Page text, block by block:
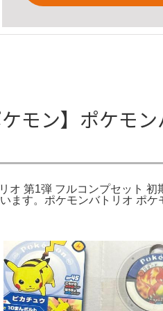
モン】ポケモ
第1弾 フルコンプセット 初
す。ポケモンバトリオ ポ